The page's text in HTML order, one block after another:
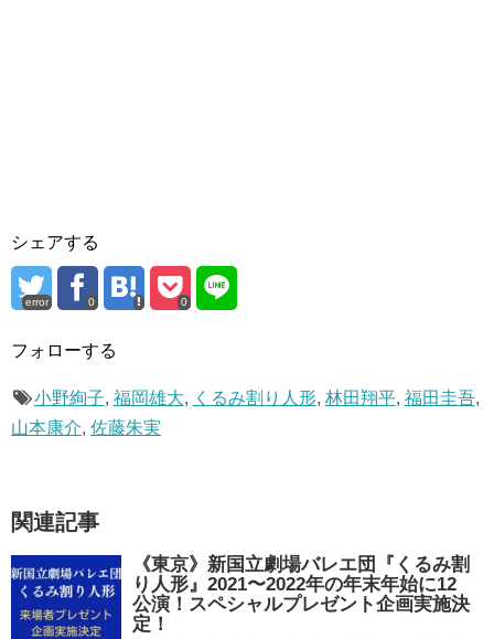
シェアする
error 0 0
フォローする
小野絢子, 福岡雄大, くるみ割り人形, 林田翔平, 福田圭吾,
山本康介, 佐藤朱実
関連記事
《東京》新国立劇場バレエ団『くるみ割
り人形』2021〜2022年の年末年始に12
公演！スペシャルプレゼント企画実施決
定！